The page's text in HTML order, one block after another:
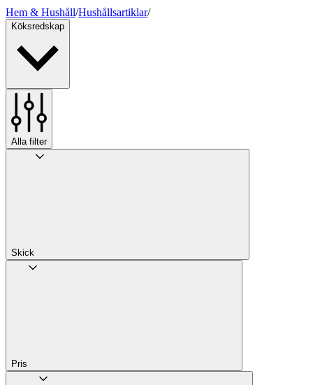
Hem & Hushåll/Hushållsartiklar/
Köksredskap
Alla filter
Skick
Pris